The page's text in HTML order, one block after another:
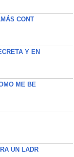
CONT
Y EN
ME BE
UN LADR